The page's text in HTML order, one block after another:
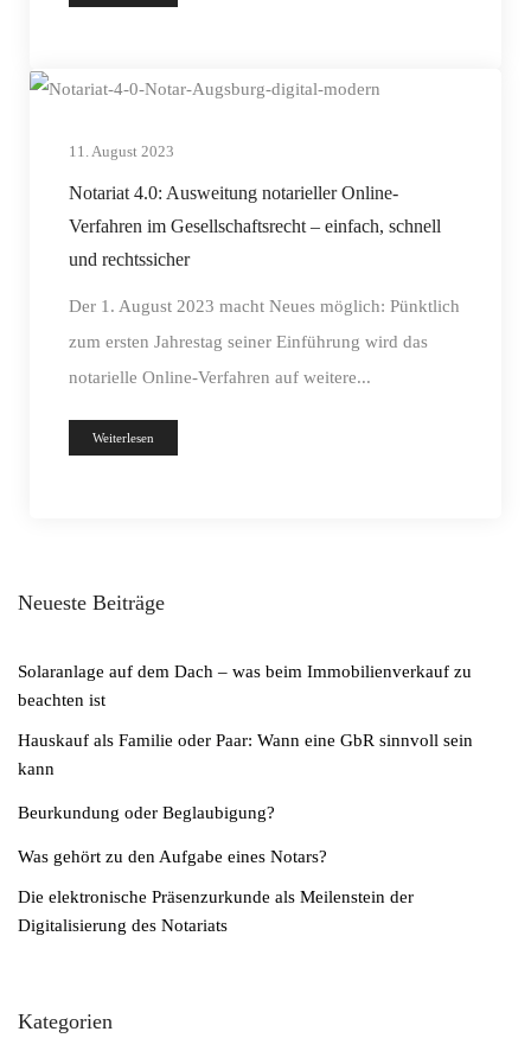
11. August 2023
Notariat 4.0: Ausweitung notarieller Online-
Verfahren im Gesellschaftsrecht – einfach, schnell
und rechtssicher
Der 1. August 2023 macht Neues möglich: Pünktlich
zum ersten Jahrestag seiner Einführung wird das
notarielle Online-Verfahren auf weitere...
Weiterlesen
Neueste Beiträge
Solaranlage auf dem Dach – was beim Immobilienverkauf zu
beachten ist
Hauskauf als Familie oder Paar: Wann eine GbR sinnvoll sein
kann
Beurkundung oder Beglaubigung?
Was gehört zu den Aufgabe eines Notars?
Die elektronische Präsenzurkunde als Meilenstein der
Digitalisierung des Notariats
Kategorien